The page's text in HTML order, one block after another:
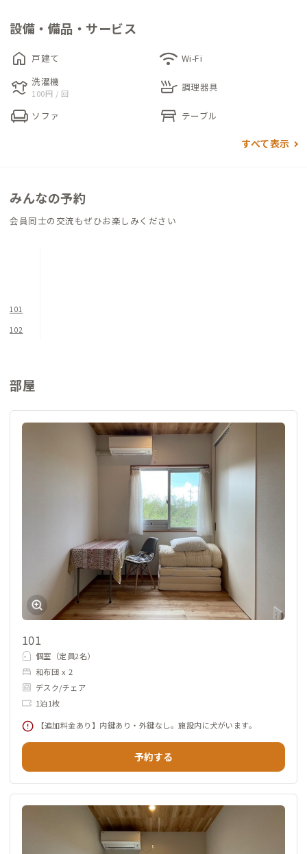
玄関を入るとトイレ、洗面・浴室があります。廊下を抜けるとリ
ビング、ダイニング、キッチンがあります。
個室は、リビングの隣にあるため家守や会員同士の気配を感じ
やすく、コミュニケーションが取りやすい構造です。デスクとチ
家の中で家守が犬を飼っているため、犬と戯れながらのんびり
過ごすことも可能です。
設備・備品・サービス
home 戸建て wifi Wi-Fi
laundry 洗濯機
100円 / 回 skillet 調理器具
chair ソファ table_restaurant テーブル
すべて表示
みんなの予約
会員同士の交流もぜひお楽しみください
101
102
部屋
101
個室（定員2名）
和布団 x 2
デスク/チェア
1泊1枚
【追加料金あり】内鍵あり・外鍵なし。施設内に犬がいます。
予約する